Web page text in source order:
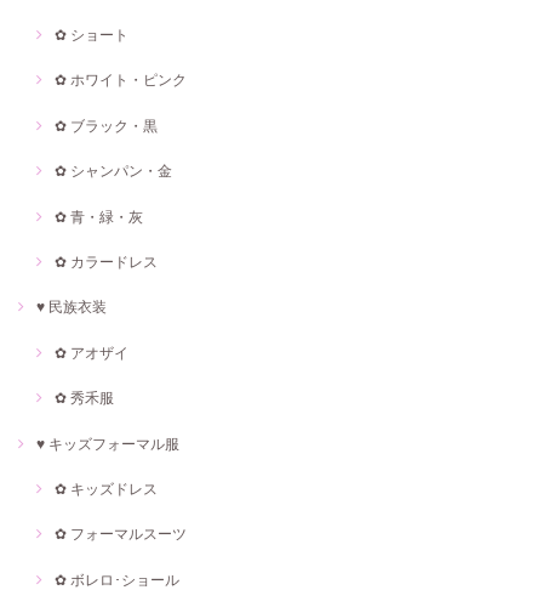
✿ ショート
✿ ホワイト・ピンク
✿ ブラック・黒
✿ シャンパン・金
✿ 青・緑・灰
✿ カラードレス
♥ 民族衣装
✿ アオザイ
✿ 秀禾服
♥ キッズフォーマル服
✿ キッズドレス
✿ フォーマルスーツ
✿ ボレロ･ショール